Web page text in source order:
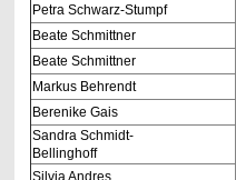
Petra Schwarz-Stumpf
Beate Schmittner
Beate Schmittner
Markus Behrendt
Berenike Gais
Sandra Schmidt-
Bellinghoff
Silvia Andres